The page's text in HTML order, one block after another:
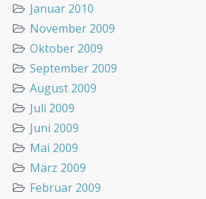
Januar 2010
November 2009
Oktober 2009
September 2009
August 2009
Juli 2009
Juni 2009
Mai 2009
März 2009
Februar 2009